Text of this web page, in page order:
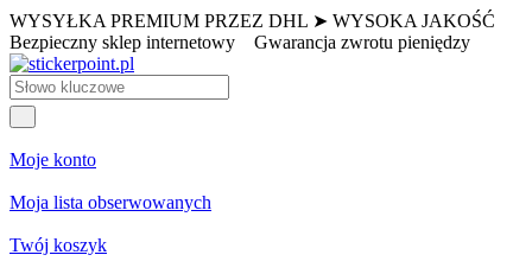
WYSYŁKA PREMIUM PRZEZ DHL ➤ WYSOKA JAKOŚĆ
Bezpieczny sklep internetowy Gwarancja zwrotu pieniędzy
Moje konto
Moja lista obserwowanych
Twój koszyk